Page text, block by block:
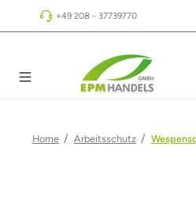
Zum Hauptinhalt springen
+49 208 - 37739770
Home / Arbeitsschutz /